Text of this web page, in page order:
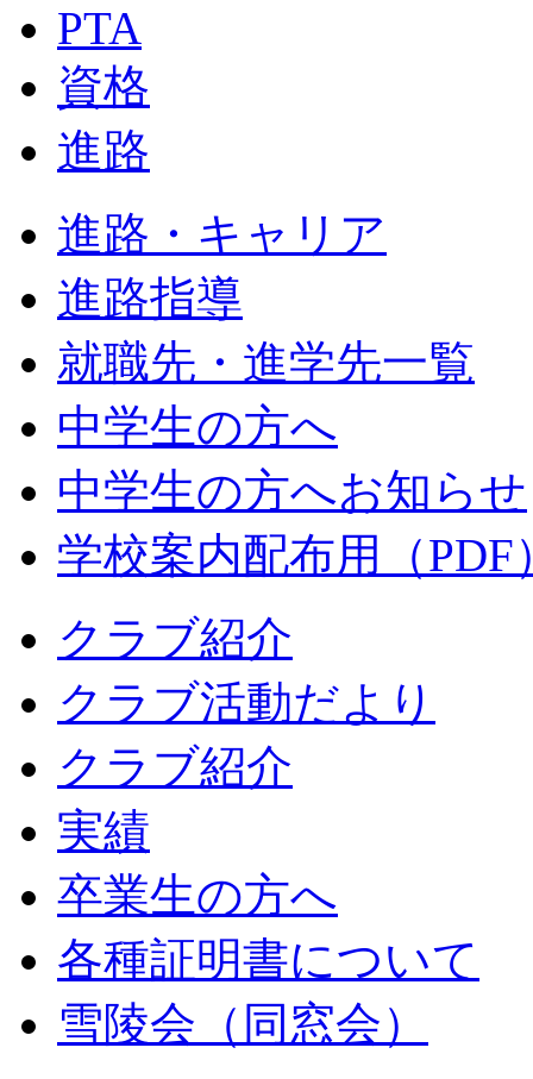
PTA
資格
進路
進路・キャリア
進路指導
就職先・進学先一覧
中学生の方へ
中学生の方へお知らせ
学校案内配布用（PDF
クラブ紹介
クラブ活動だより
クラブ紹介
実績
卒業生の方へ
各種証明書について
雪陵会（同窓会）